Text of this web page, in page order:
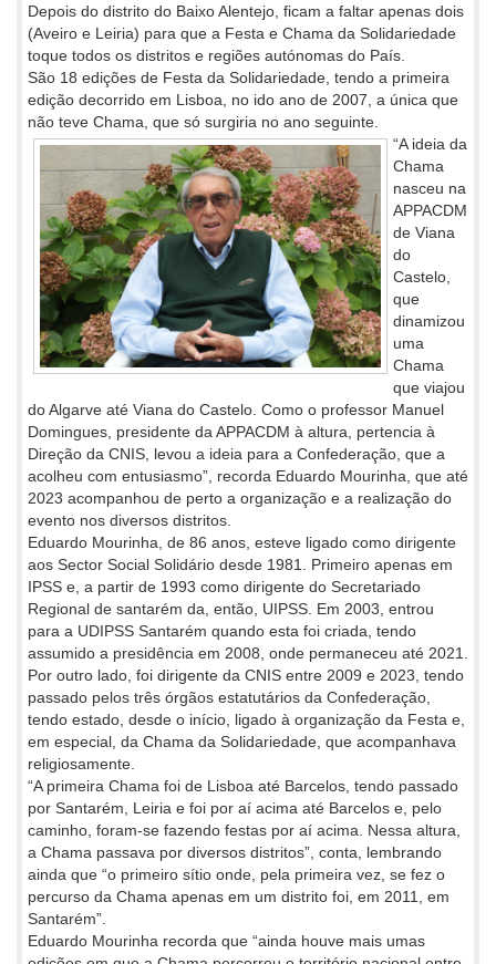
Depois do distrito do Baixo Alentejo, ficam a faltar apenas dois
(Aveiro e Leiria) para que a Festa e Chama da Solidariedade
toque todos os distritos e regiões autónomas do País.
São 18 edições de Festa da Solidariedade, tendo a primeira
edição decorrido em Lisboa, no ido ano de 2007, a única que
não teve Chama, que só surgiria no ano seguinte.
“A ideia da
Chama
nasceu na
APPACDM
de Viana
do
Castelo,
que
dinamizou
uma
Chama
que viajou
do Algarve até Viana do Castelo. Como o professor Manuel
Domingues, presidente da APPACDM à altura, pertencia à
Direção da CNIS, levou a ideia para a Confederação, que a
acolheu com entusiasmo”, recorda Eduardo Mourinha, que até
2023 acompanhou de perto a organização e a realização do
evento nos diversos distritos.
Eduardo Mourinha, de 86 anos, esteve ligado como dirigente
aos Sector Social Solidário desde 1981. Primeiro apenas em
IPSS e, a partir de 1993 como dirigente do Secretariado
Regional de santarém da, então, UIPSS. Em 2003, entrou
para a UDIPSS Santarém quando esta foi criada, tendo
assumido a presidência em 2008, onde permaneceu até 2021.
Por outro lado, foi dirigente da CNIS entre 2009 e 2023, tendo
passado pelos três órgãos estatutários da Confederação,
tendo estado, desde o início, ligado à organização da Festa e,
em especial, da Chama da Solidariedade, que acompanhava
religiosamente.
“A primeira Chama foi de Lisboa até Barcelos, tendo passado
por Santarém, Leiria e foi por aí acima até Barcelos e, pelo
caminho, foram-se fazendo festas por aí acima. Nessa altura,
a Chama passava por diversos distritos”, conta, lembrando
ainda que “o primeiro sítio onde, pela primeira vez, se fez o
percurso da Chama apenas em um distrito foi, em 2011, em
Santarém”.
Eduardo Mourinha recorda que “ainda houve mais umas